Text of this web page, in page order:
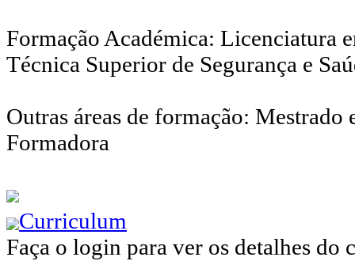
Formação Académica: Licenciatura
Técnica Superior de Segurança e
Outras áreas de formação: Mestrado
Formadora
Curriculum
Faça o login para ver os detalhes do